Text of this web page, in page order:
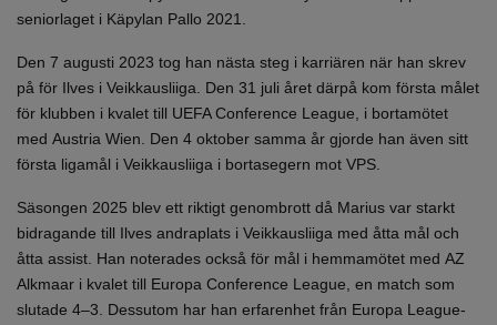
seniorlaget i Käpylan Pallo 2021.
Den 7 augusti 2023 tog han nästa steg i karriären när han skrev
på för Ilves i Veikkausliiga. Den 31 juli året därpå kom första målet
för klubben i kvalet till UEFA Conference League, i bortamötet
med Austria Wien. Den 4 oktober samma år gjorde han även sitt
första ligamål i Veikkausliiga i bortasegern mot VPS.
Säsongen 2025 blev ett riktigt genombrott då Marius var starkt
bidragande till Ilves andraplats i Veikkausliiga med åtta mål och
åtta assist. Han noterades också för mål i hemmamötet med AZ
Alkmaar i kvalet till Europa Conference League, en match som
slutade 4–3. Dessutom har han erfarenhet från Europa League-